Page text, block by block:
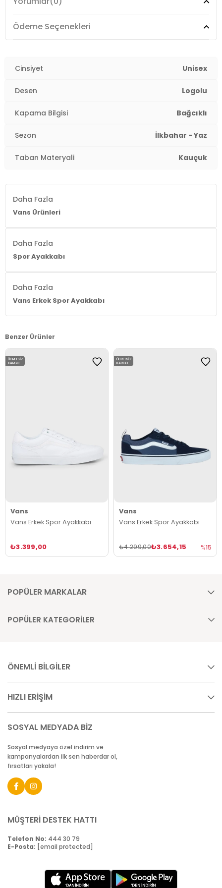
retro estetiği modern konforla buluşturur
tasarımı ile dinamik bir siluet sunar
Üretim Yeri :
Ödeme Seçenekleri
Cinsiyet Unisex
Desen Logolu
Kapama Bilgisi Bağcıklı
Sezon İlkbahar - Yaz
Taban Materyali Kauçuk
Daha Fazla
Vans Ürünleri
Daha Fazla
Spor Ayakkabı
Daha Fazla
Vans Erkek Spor Ayakkabı
Benzer Ürünler
Vans
Vans Erkek Spor Ayakkabı
₺3.399,00
ÜCRETSIZ
KARGO
Vans
Vans Erkek Spor Ayakkabı
₺3.654,15
₺4.299,00 %15
ÜCRETSIZ
KARGO
POPÜLER MARKALAR
POPÜLER KATEGORİLER
ÖNEMLİ BİLGİLER
HIZLI ERİŞİM
SOSYAL MEDYADA BİZ
Sosyal medyaya özel indirim ve
kampanyalardan ilk sen haberdar ol,
fırsatları yakala!
MÜŞTERİ DESTEK HATTI
Telefon No: 444 30 79
E-Posta: [email protected]